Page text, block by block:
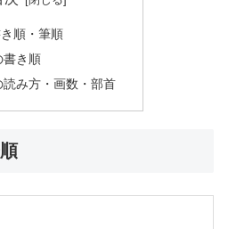
順・筆順
書き順
読み方・画数・部首